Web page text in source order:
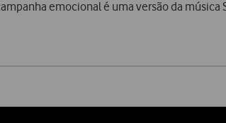
emocional é uma versão da música